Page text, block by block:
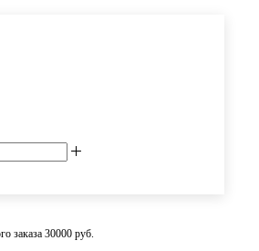
заказа 30000 руб.